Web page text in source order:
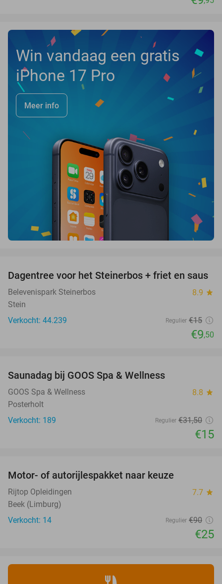
Win vandaag een gratis
iPhone 17 Pro
Meer info
37%
Dagentree voor het Steinerbos + friet en saus
Belevenispark Steinerbos 8.9 star
Stein
Verkocht: 44.239
Regulier €15
€9,50
Saunadag bij GOOS Spa & Wellness
GOOS Spa & Wellness 8.8 star
Posterholt
Verkocht: 189
Regulier €31,50
€15
Motor- of autorijlespakket naar keuze
Rijtop Opleidingen 7.7 star
Beek (Limburg)
Verkocht: 14
Regulier €90
€25